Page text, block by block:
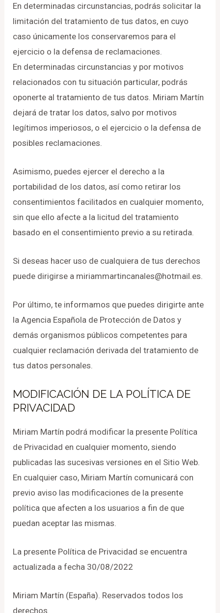
En determinadas circunstancias, podrás solicitar la
limitación del tratamiento de tus datos, en cuyo
caso únicamente los conservaremos para el
ejercicio o la defensa de reclamaciones.
En determinadas circunstancias y por motivos
relacionados con tu situación particular, podrás
oponerte al tratamiento de tus datos. Miriam Martín
dejará de tratar los datos, salvo por motivos
legítimos imperiosos, o el ejercicio o la defensa de
posibles reclamaciones.
Asimismo, puedes ejercer el derecho a la
portabilidad de los datos, así como retirar los
consentimientos facilitados en cualquier momento,
sin que ello afecte a la licitud del tratamiento
basado en el consentimiento previo a su retirada.
Si deseas hacer uso de cualquiera de tus derechos
puede dirigirse a miriammartincanales@hotmail.es.
Por último, te informamos que puedes dirigirte ante
la Agencia Española de Protección de Datos y
demás organismos públicos competentes para
cualquier reclamación derivada del tratamiento de
tus datos personales.
MODIFICACIÓN DE LA POLÍTICA DE
PRIVACIDAD
Miriam Martín podrá modificar la presente Política
de Privacidad en cualquier momento, siendo
publicadas las sucesivas versiones en el Sitio Web.
En cualquier caso, Miriam Martín comunicará con
previo aviso las modificaciones de la presente
política que afecten a los usuarios a fin de que
puedan aceptar las mismas.
La presente Política de Privacidad se encuentra
actualizada a fecha 30/08/2022
Miriam Martín (España). Reservados todos los
derechos.